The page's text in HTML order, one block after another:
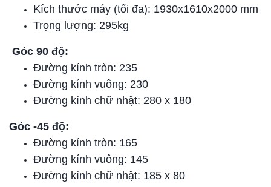
Kích thước máy (tối đa): 1930x1610x2000 mm
Trọng lượng: 295kg
Góc 90 độ:
Đường kính tròn: 235
Đường kính vuông: 230
Đường kính chữ nhật: 280 x 180
Góc -45 độ:
Đường kính tròn: 165
Đường kính vuông: 145
Đường kính chữ nhật: 185 x 80